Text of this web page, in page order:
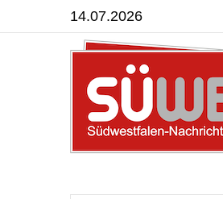
14.07.2026